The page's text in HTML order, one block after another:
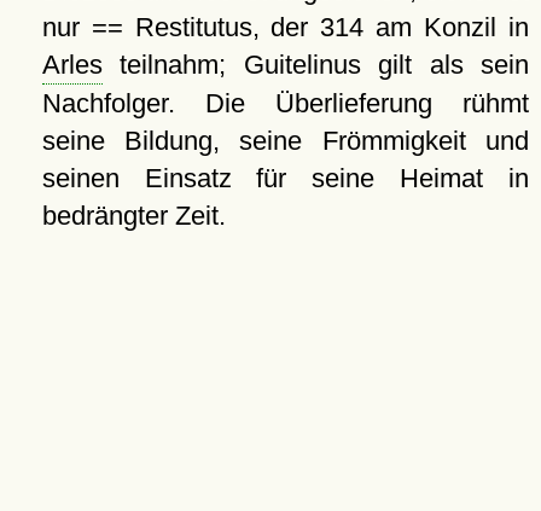
nur == Restitutus, der 314 am Konzil in
Arlesteilnahm; Guitelinus gilt als sein
Nachfolger. Die Überlieferung rühmt
seine Bildung, seine Frömmigkeit und
seinen Einsatz für seine Heimat in
bedrängter Zeit.